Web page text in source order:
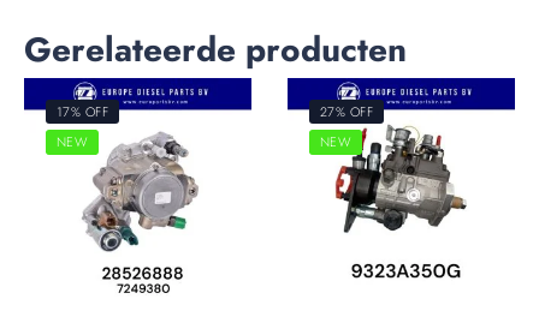
Gerelateerde producten
17% OFF
NEW
27% OFF
NEW